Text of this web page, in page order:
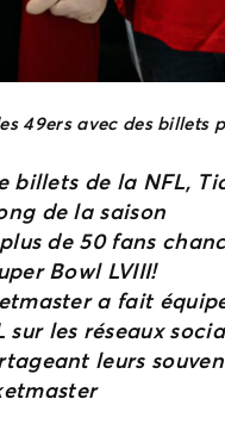
49ers avec des billets
de la NFL,
de la saison
de 50 fans
Bowl LVIII!
a fait
les réseaux
leurs